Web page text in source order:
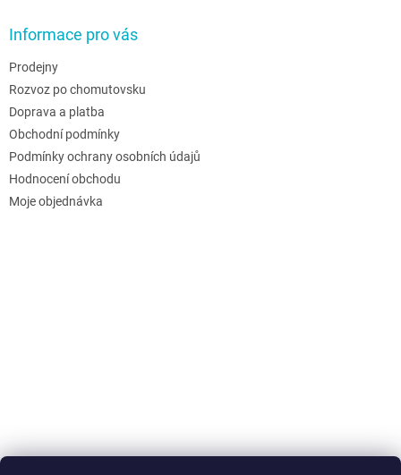
Informace pro vás
Prodejny
Rozvoz po chomutovsku
Doprava a platba
Obchodní podmínky
Podmínky ochrany osobních údajů
Hodnocení obchodu
Moje objednávka